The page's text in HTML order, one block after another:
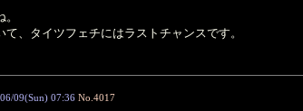
、タイツフェチにはラストチャンスです。
09(Sun) 07:36 No.4017